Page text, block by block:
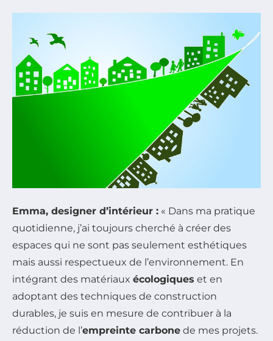
Emma, designer d’intérieur : « Dans ma pratique
quotidienne, j’ai toujours cherché à créer des
espaces qui ne sont pas seulement esthétiques
mais aussi respectueux de l’environnement. En
intégrant des matériaux écologiques et en
adoptant des techniques de construction
durables, je suis en mesure de contribuer à la
réduction de l’empreinte carbone de mes projets.